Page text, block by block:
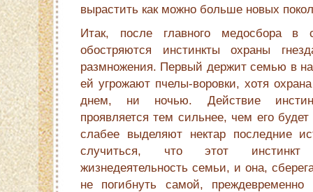
вырастить как можно больше новых
Итак, после главного медосбора в
обостряются инстинкты охраны
размножения. Первый держит семью в
ей угрожают пчелы-воровки, хотя
днем, ни ночью. Действие
проявляется тем сильнее, чем его
слабее выделяют нектар последние
случиться, что этот инстинкт
жизнедеятельность семьи, и она,
не погибнуть самой, преждевременно